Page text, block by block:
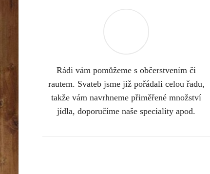
Rádi vám pomůžeme s občerstvením či
rautem. Svateb jsme již pořádali celou řadu,
takže vám navrhneme přiměřené množství
jídla, doporučíme naše speciality apod.